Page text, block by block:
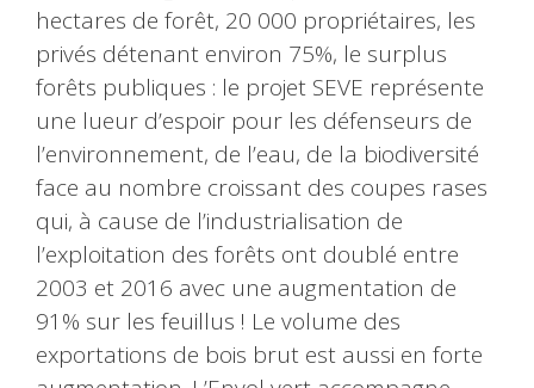
hectares de forêt, 20 000 propriétaires, les
privés détenant environ 75%, le surplus
forêts publiques : le projet SEVE représente
une lueur d’espoir pour les défenseurs de
l’environnement, de l’eau, de la biodiversité
face au nombre croissant des coupes rases
qui, à cause de l’industrialisation de
l’exploitation des forêts ont doublé entre
2003 et 2016 avec une augmentation de
91% sur les feuillus ! Le volume des
exportations de bois brut est aussi en forte